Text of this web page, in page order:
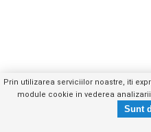
Prin utilizarea serviciilor noastre, iti
module cookie in vederea